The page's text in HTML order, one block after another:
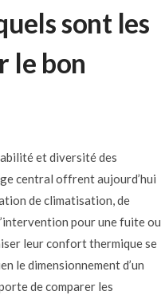
sont les
le bon
et diversité des
central offrent aujourd’hui
de climatisation, de
pour une fuite ou
leur confort thermique se
le dimensionnement d’un
de comparer les